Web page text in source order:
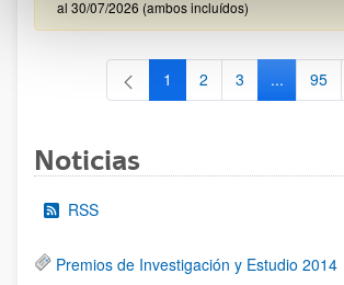
al 30/07/2026 (ambos incluídos)
Página
1 Página
2 Página
3 ...Páginas
95
Noticias
RSS
Premios de Investigación y Estudio 2014